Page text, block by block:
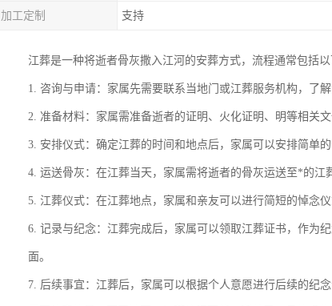
加工定制 支持
江葬是一种将逝者骨灰撒入江河的安葬方式，流程通常包括以
1. 咨询与申请：家属先需要联系当地门或江葬服务机构，了
2. 准备材料：家属需准备逝者的证明、火化证明、明等相关
3. 安排仪式：确定江葬的时间和地点后，家属可以安排简单
4. 运送骨灰：在江葬当天，家属需将逝者的骨灰运送至*的江
5. 江葬仪式：在江葬地点，家属和亲友可以进行简短的悼念
6. 记录与纪念：江葬完成后，家属可以领取江葬证书，作为
面。
7. 后续事宜：江葬后，家属可以根据个人意愿进行后续的纪